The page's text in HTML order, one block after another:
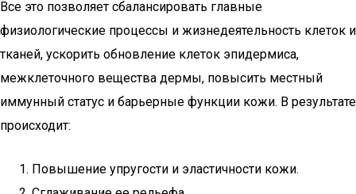
Все это позволяет сбалансировать главные
физиологические процессы и жизнедеятельность клеток и
тканей, ускорить обновление клеток эпидермиса,
межклеточного вещества дермы, повысить местный
иммунный статус и барьерные функции кожи. В результате
происходит:
Повышение упругости и эластичности кожи.